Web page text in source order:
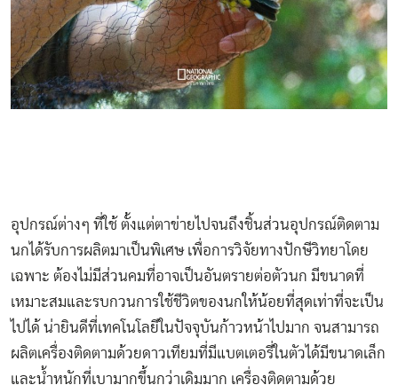
อุปกรณ์ต่างๆ ที่ใช้ ตั้งแต่ตาข่ายไปจนถึงชิ้นส่วนอุปกรณ์ติดตาม
นกได้รับการผลิตมาเป็นพิเศษ เพื่อการวิจัยทางปักษีวิทยาโดย
เฉพาะ ต้องไม่มีส่วนคมที่อาจเป็นอันตรายต่อตัวนก มีขนาดที่
เหมาะสมและรบกวนการใช้ชีวิตของนกให้น้อยที่สุดเท่าที่จะเป็น
ไปได้ น่ายินดีที่เทคโนโลยีในปัจจุบันก้าวหน้าไปมาก จนสามารถ
ผลิตเครื่องติดตามด้วยดาวเทียมที่มีแบตเตอรี่ในตัวได้มีขนาดเล็ก
และน้ำหนักที่เบามากขึ้นกว่าเดิมมาก เครื่องติดตามด้วย